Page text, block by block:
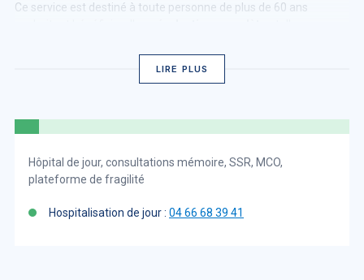
Ce service est destiné à toute personne de plus de 60 ans
troubles cognitifs, moteurs ou sociaux. Contacter ce service
est conseillé pour un diagnostic précoce ou un suivi de santé
LIRE PLUS
Hôpital de jour, consultations mémoire, SSR, MCO,
plateforme de fragilité
Hospitalisation de jour : 04 66 68 39 41